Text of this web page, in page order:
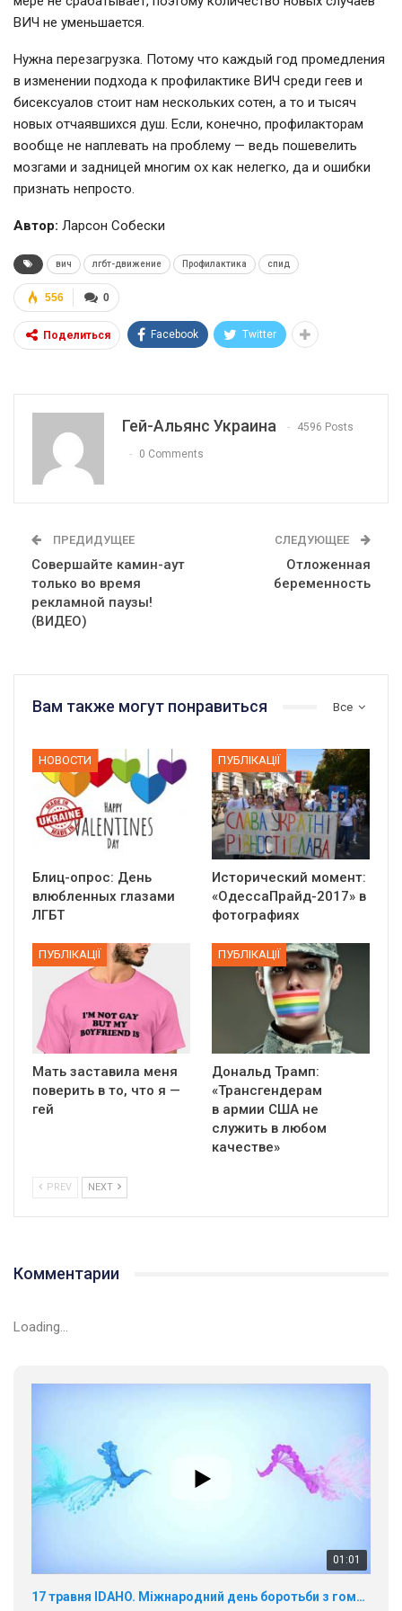
ВИЧ не уменьшается.
Нужна перезагрузка. Потому что каждый год промедления
в изменении подхода к профилактике ВИЧ среди геев и
бисексуалов стоит нам нескольких сотен, а то и тысяч
новых отчаявшихся душ. Если, конечно, профилакторам
вообще не наплевать на проблему — ведь пошевелить
мозгами и задницей многим ох как нелегко, да и ошибки
признать непросто.
Автор: Ларсон Собески
вич лгбт-движение Профилактика спид
0
556
Поделиться Facebook Twitter
Гей-Альянс Украина 4596 Posts
0 Comments
ПРЕДИДУЩЕЕ
Совершайте камин-аут
только во время
рекламной паузы!
(ВИДЕО)
СЛЕДУЮЩЕЕ
Отложенная
беременность
Все
Вам также могут понравиться
НОВОСТИ
Блиц-опрос: День
влюбленных глазами
ЛГБТ
ПУБЛІКАЦІЇ
Исторический момент:
«ОдессаПрайд-2017» в
фотографиях
ПУБЛІКАЦІЇ
Мать заставила меня
поверить в то, что я —
гей
ПУБЛІКАЦІЇ
Дональд Трамп:
«Трансгендерам
в армии США не
служить в любом
качестве»
PREV NEXT
Комментарии
Loading...
В цьому році, пандемія та COVІD-19 не дали нам можливості
00:58